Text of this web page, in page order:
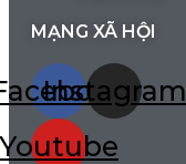
MẠNG XÃ HỘI
Instagram
Youtube